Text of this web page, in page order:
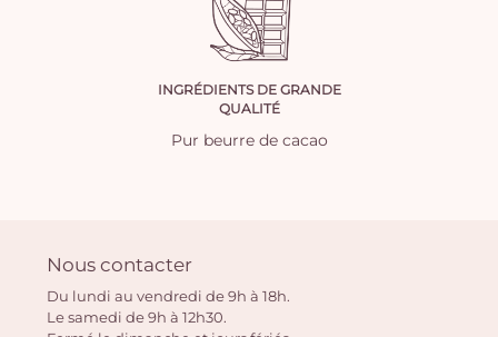
INGRÉDIENTS DE GRANDE
QUALITÉ
Pur beurre de cacao
Nous contacter
Du lundi au vendredi de 9h à 18h.
Le samedi de 9h à 12h30.